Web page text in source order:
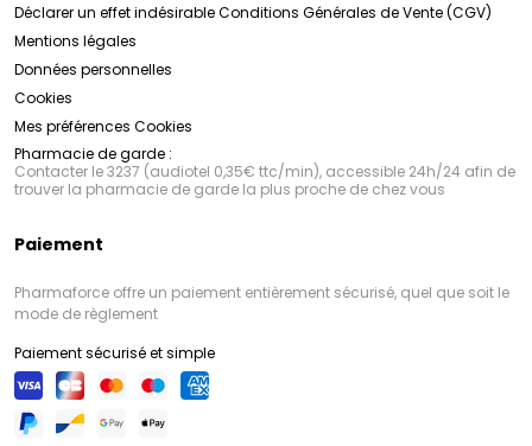
Déclarer un effet indésirableConditions Générales de Vente (CGV)
Mentions légales
Données personnelles
Cookies
Mes préférences Cookies
Pharmacie de garde :
Contacter le 3237 (audiotel 0,35€ ttc/min), accessible 24h/24 afin de
trouver la pharmacie de garde la plus proche de chez vous
Paiement
Pharmaforce offre un paiement entièrement sécurisé, quel que soit le
mode de règlement
Paiement sécurisé et simple